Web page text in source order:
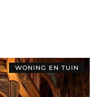
WONING EN TUIN